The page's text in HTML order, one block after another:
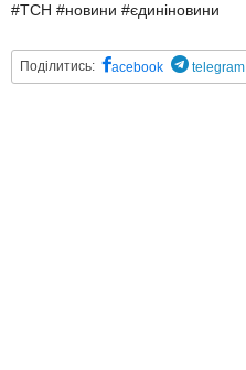
#ТСН #новини #єдиніновини
Поділитись: acebook telegram